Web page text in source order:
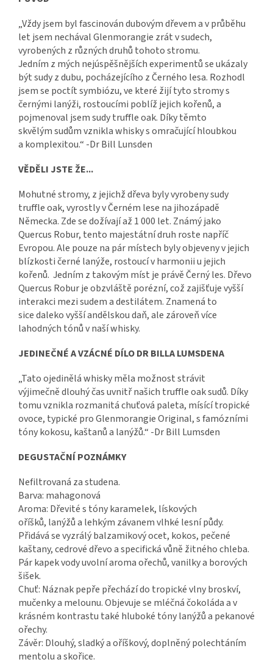
„Vždy jsem byl fascinován dubovým dřevem a v průběhu
let jsem nechával Glenmorangie zrát v sudech,
vyrobených z různých druhů tohoto stromu.
Jedním z mých nejúspěšnějších experimentů se ukázaly
být sudy z dubu, pocházejícího z Černého lesa. Rozhodl
jsem se poctít symbiózu, ve které žijí tyto stromy s
černými lanýži, rostoucími poblíž jejich kořenů, a
pojmenoval jsem sudy truffle oak. Díky těmto
skvělým sudům vznikla whisky s omračující hloubkou
a komplexitou.“ -Dr Bill Lunsden
VĚDĚLI JSTE ŽE...
Mohutné stromy, z jejichž dřeva byly vyrobeny sudy
truffle oak, vyrostly v Černém lese na jihozápadě
Německa. Zde se dožívají až 1 000 let. Známý jako
Quercus Robur, tento majestátní druh roste napříč
Evropou. Ale pouze na pár místech byly objeveny v jejich
blízkosti černé lanýže, rostoucí v harmonii u jejich
kořenů. Jedním z takovým míst je právě Černý les. Dřevo
Quercus Robur je obzvláště porézní, což zajišťuje vyšší
interakci mezi sudem a destilátem. Znamená to
sice daleko vyšší andělskou daň, ale zároveň více
lahodných tónů v naší whisky.
JEDINEČNÉ A VZÁCNÉ DÍLO DR BILLA LUMSDENA
„Tato ojedinělá whisky měla možnost strávit
výjimečně dlouhý čas uvnitř našich truffle oak sudů. Díky
tomu vznikla rozmanitá chuťová paleta, mísící tropické
ovoce, typické pro Glenmorangie Original, s famózními
tóny kokosu, kaštanů a lanýžů.“ -Dr Bill Lumsden
DEGUSTAČNÍ POZNÁMKY
Nefiltrovaná za studena.
Barva: mahagonová
Aroma: Dřevité s tóny karamelek, lískových
oříšků, lanýžů a lehkým závanem vlhké lesní půdy.
Přidává se vyzrálý balzamikový ocet, kokos, pečené
kaštany, cedrové dřevo a specifická vůně žitného chleba.
Pár kapek vody uvolní aroma ořechů, vanilky a borových
šišek.
Chuť: Náznak pepře přechází do tropické vlny broskví,
mučenky a melounu. Objevuje se mléčná čokoláda a v
krásném kontrastu také hluboké tóny lanýžů a pekanové
ořechy.
Závěr: Dlouhý, sladký a oříškový, doplněný polechtáním
mentolu a skořice.